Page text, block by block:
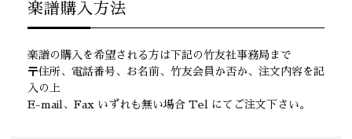
楽譜購入方法
楽譜の購入を希望される方は下記の竹友社事務局まで
〒住所、電話番号、お名前、竹友会員か否か、注文内容を記
入の上
E-mail、Fax いずれも無い場合 Tel にてご注文下さい。